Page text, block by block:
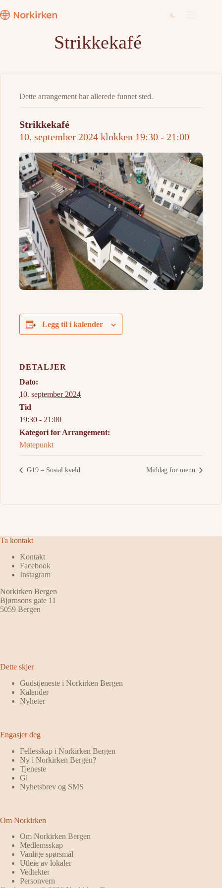
til
innholdet
Strikkekafé
Dette arrangement har allerede funnet sted.
Strikkekafé
10. september 2024 klokken 19:30 - 21:00
Legg til i kalender
DETALJER
Dato:
10. september 2024
Tid
19:30 - 21:00
Kategori for Arrangement:
Møtepunkt
G19 – Sosial kveld Middag for menn
Ta kontakt
Kontakt
Facebook
Instagram
Norkirken Bergen
Bjørnsons gate 11
5059 Bergen
Dette skjer
Gudstjeneste i Norkirken Bergen
Kalender
Nyheter
Engasjer deg
Fellesskap i Norkirken Bergen
Ny i Norkirken Bergen?
Tjeneste
Gi
Nyhetsbrev og SMS
Om Norkirken
Om Norkirken Bergen
Medlemsskap
Vanlige spørsmål
Utleie av lokaler
Vedtekter
Personvern